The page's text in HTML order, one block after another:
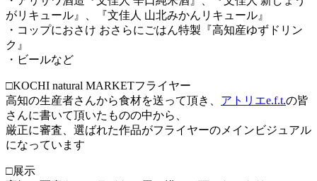
がリキュール』、『文佳人 山北みかんリキュール』
・コップにおさけ おさらにごはん特製『高知産ゆずドリン
ク』
・ビールなど
□KOCHI natural MARKETフライヤー
高知の生産者さんから食材を送って頂き、 アトリエe.f.t.の皆
さんに書いて頂いたものの中から、
厳正に審査、選ばれた作品がフライヤーのメインビジュアル
になっています
□展示